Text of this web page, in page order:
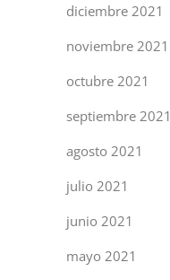
diciembre 2021
noviembre 2021
octubre 2021
septiembre 2021
agosto 2021
julio 2021
junio 2021
mayo 2021